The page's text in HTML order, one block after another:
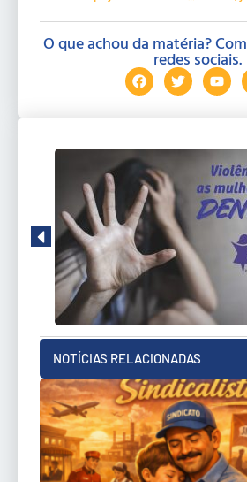
O que achou da matéria?
redes sociais.
NOTÍCIAS RELACIONADAS